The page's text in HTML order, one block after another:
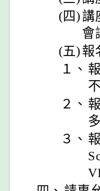
(四)講
會
(五) 報
１、
２、
３、